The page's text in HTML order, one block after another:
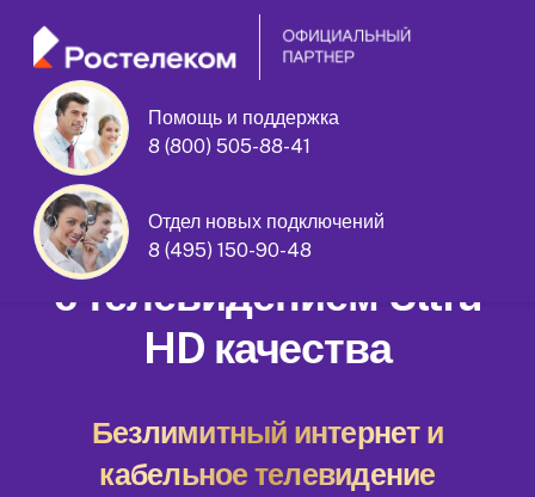
Помощь и поддержка
8 (800) 505-88-41
Отдел новых подключений
8 (495) 150-90-48
Фонвизина улица дом 18
Домашний интернет
с телевидением Ultra
HD качества
Безлимитный интернет и
кабельное телевидение